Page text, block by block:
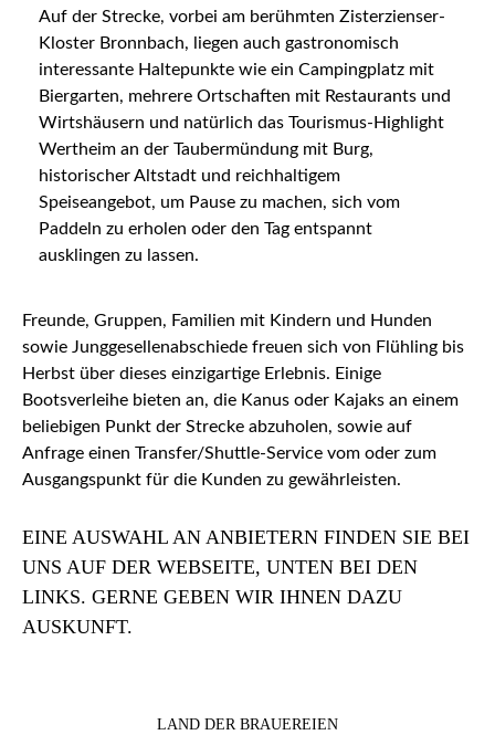
Auf der Strecke, vorbei am berühmten Zisterzienser-
Kloster Bronnbach, liegen auch gastronomisch
interessante Haltepunkte wie ein Campingplatz mit
Biergarten, mehrere Ortschaften mit Restaurants und
Wirtshäusern und natürlich das Tourismus-Highlight
Wertheim an der Taubermündung mit Burg,
historischer Altstadt und reichhaltigem
Speiseangebot, um Pause zu machen, sich vom
Paddeln zu erholen oder den Tag entspannt
ausklingen zu lassen.
Freunde, Gruppen, Familien mit Kindern und Hunden
sowie Junggesellenabschiede freuen sich von Flühling bis
Herbst über dieses einzigartige Erlebnis. Einige
Bootsverleihe bieten an, die Kanus oder Kajaks an einem
beliebigen Punkt der Strecke abzuholen, sowie auf
Anfrage einen Transfer/Shuttle-Service vom oder zum
Ausgangspunkt für die Kunden zu gewährleisten.
EINE AUSWAHL AN ANBIETERN FINDEN SIE BEI
UNS AUF DER WEBSEITE, UNTEN BEI DEN
LINKS. GERNE GEBEN WIR IHNEN DAZU
AUSKUNFT.
LAND DER BRAUEREIEN